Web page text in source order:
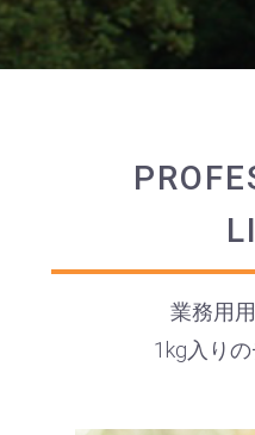
業務用
1kg入り